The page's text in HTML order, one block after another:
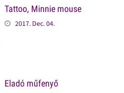
Tattoo, Minnie mouse
2017. Dec. 04.
Eladó műfenyő